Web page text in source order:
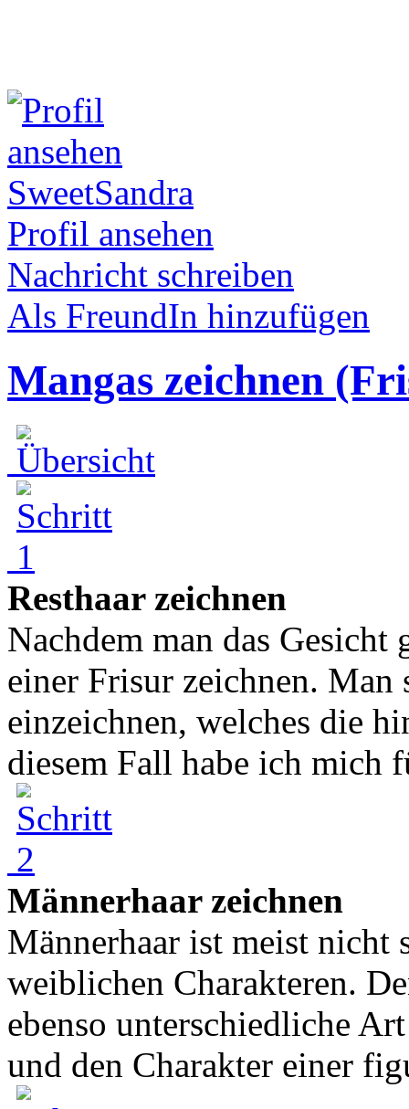
SweetSandra
Profil ansehen
Nachricht schreiben
Als FreundIn hinzufügen
Mangas zeichnen
Resthaar zeichnen
Nachdem man das Gesicht
einer Frisur zeichnen. Man
einzeichnen, welches die
diesem Fall habe ich mich
Männerhaar zeichnen
Männerhaar ist meist nicht
weiblichen Charakteren.
ebenso unterschiedliche
und den Charakter einer